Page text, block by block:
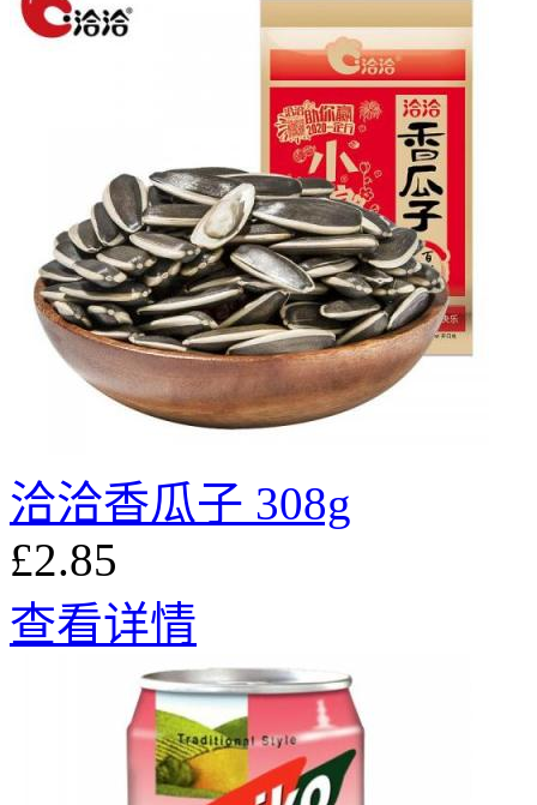
洽洽香瓜子 308g
£2.85
查看详情